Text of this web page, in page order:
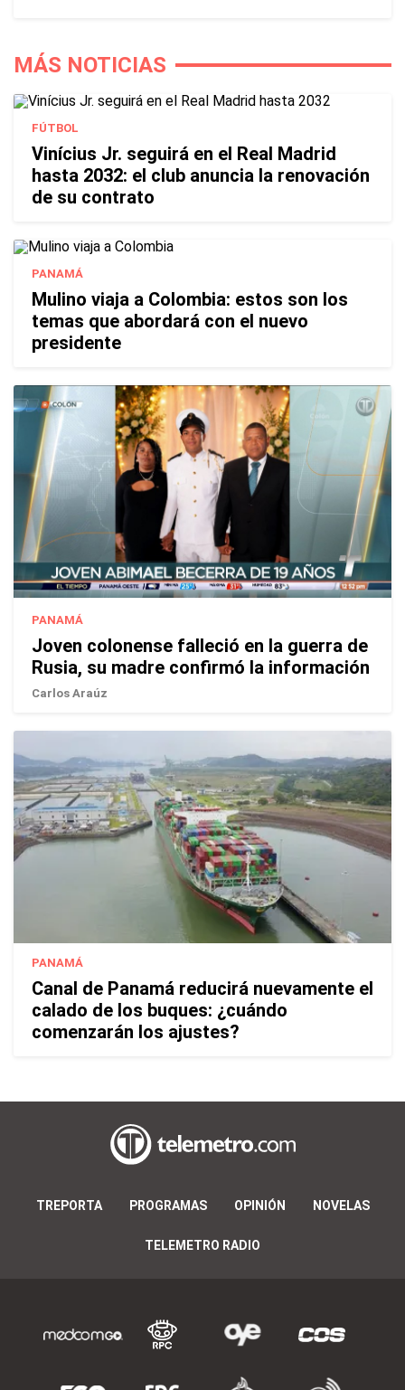
MÁS NOTICIAS
FÚTBOL
Vinícius Jr. seguirá en el Real Madrid
hasta 2032: el club anuncia la renovación
de su contrato
PANAMÁ
Mulino viaja a Colombia: estos son los
temas que abordará con el nuevo
presidente
PANAMÁ
Joven colonense falleció en la guerra de
Rusia, su madre confirmó la información
Carlos Araúz
PANAMÁ
Canal de Panamá reducirá nuevamente el
calado de los buques: ¿cuándo
comenzarán los ajustes?
TREPORTA PROGRAMAS OPINIÓN NOVELAS
TELEMETRO RADIO